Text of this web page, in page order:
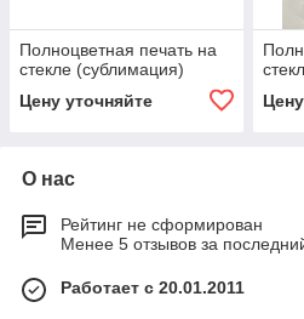
Полноцветная печать на
стекле (сублимация)
Цену уточняйте
О нас
Рейтинг не сформирован
Менее 5 отзывов за
Работает с 20.01.2011